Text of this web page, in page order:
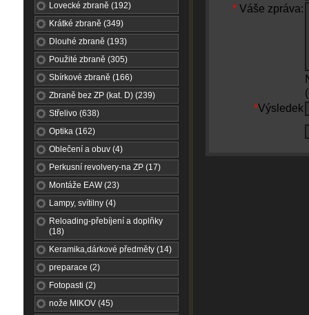
Lovecké zbraně (192)
Krátké zbraně (349)
Dlouhé zbraně (193)
Použité zbraně (305)
Sbírkové zbraně (166)
Zbraně bez ZP (kat. D) (239)
Střelivo (638)
Optika (162)
Oblečení a obuv (4)
Perkusní revolvery-na ZP (17)
Montáže EAW (23)
Lampy, svítilny (4)
Reloading-přebíjení a doplňky
(18)
Keramika,dárkové předměty (14)
preparace (2)
Fotopasti (2)
nože MIKOV (45)
* Váše zpráva:
*Výsledek